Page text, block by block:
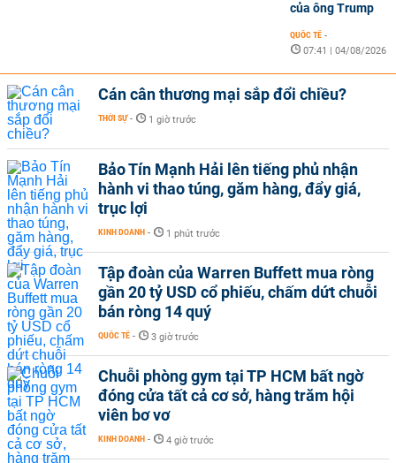
của ông Trump
QUỐC TẾ -
07:41 | 04/08/2026
Cán cân thương mại sắp đổi chiều?
THỜI SỰ - 1 giờ trước
Bảo Tín Mạnh Hải lên tiếng phủ nhận
hành vi thao túng, găm hàng, đẩy giá,
trục lợi
KINH DOANH - 1 phút trước
Tập đoàn của Warren Buffett mua ròng
gần 20 tỷ USD cổ phiếu, chấm dứt chuỗi
bán ròng 14 quý
QUỐC TẾ - 3 giờ trước
Chuỗi phòng gym tại TP HCM bất ngờ
đóng cửa tất cả cơ sở, hàng trăm hội
viên bơ vơ
KINH DOANH - 4 giờ trước